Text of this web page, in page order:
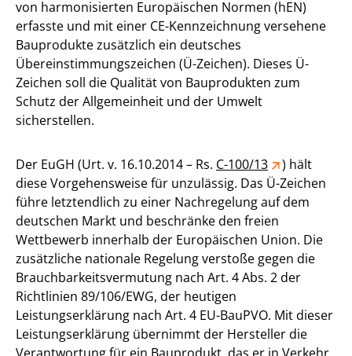
von harmonisierten Europäischen Normen (hEN)
erfasste und mit einer CE-Kennzeichnung versehene
Bauprodukte zusätzlich ein deutsches
Übereinstimmungszeichen (Ü-Zeichen). Dieses Ü-
Zeichen soll die Qualität von Bauprodukten zum
Schutz der Allgemeinheit und der Umwelt
sicherstellen.
Der EuGH (Urt. v. 16.10.2014 – Rs. C-100/13
) hält
diese Vorgehensweise für unzulässig. Das Ü-Zeichen
führe letztendlich zu einer Nachregelung auf dem
deutschen Markt und beschränke den freien
Wettbewerb innerhalb der Europäischen Union. Die
zusätzliche nationale Regelung verstoße gegen die
Brauchbarkeitsvermutung nach Art. 4 Abs. 2 der
Richtlinien 89/106/EWG, der heutigen
Leistungserklärung nach Art. 4 EU-BauPVO. Mit dieser
Leistungserklärung übernimmt der Hersteller die